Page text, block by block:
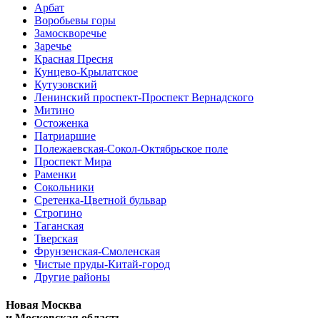
Арбат
Воробьевы горы
Замоскворечье
Заречье
Красная Пресня
Кунцево-Крылатское
Кутузовский
Ленинский проспект-Проспект Вернадского
Митино
Остоженка
Патриаршие
Полежаевская-Сокол-Октябрьское поле
Проспект Мира
Раменки
Сокольники
Сретенка-Цветной бульвар
Строгино
Таганская
Тверская
Фрунзенская-Смоленская
Чистые пруды-Китай-город
Другие районы
Новая Москва